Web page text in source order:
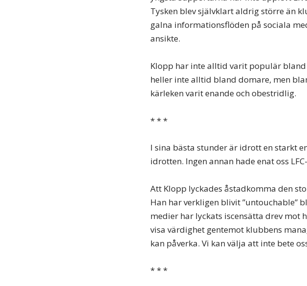
Tysken blev självklart aldrig större än
galna informationsflöden på sociala
ansikte.
Klopp har inte alltid varit populär
heller inte alltid bland domare, men
kärleken varit enande och obestridlig.
* * *
I sina bästa stunder är idrott en starkt
idrotten. Ingen annan hade enat oss
Att Klopp lyckades åstadkomma den
Han har verkligen blivit ”untouchable”
medier har lyckats iscensätta drev
visa värdighet gentemot klubbens
kan påverka. Vi kan välja att inte bete
* * *